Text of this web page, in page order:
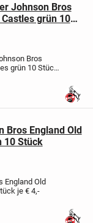
Johnson Bros
grün 10
Bros
grün 10 Stück
Bros England Old
10 Stück
England Old
je € 4,-